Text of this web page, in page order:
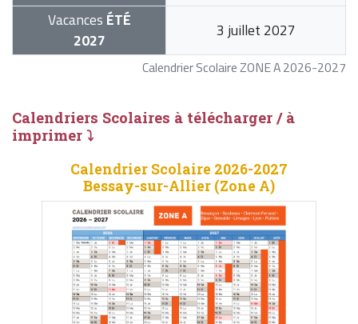
Calendrier Scolaire ZONE A 2026-2027
Vacances ÉTÉ
2027
3 juillet 2027
Calendriers Scolaires à télécharger / à
imprimer ⤵
Calendrier Scolaire 2026-2027
Bessay-sur-Allier (Zone A)